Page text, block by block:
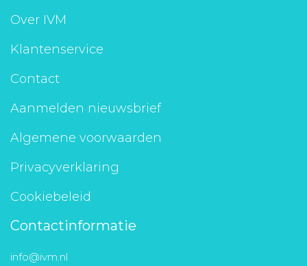
Over IVM
Klantenservice
Contact
Aanmelden nieuwsbrief
Algemene voorwaarden
Privacyverklaring
Cookiebeleid
Contactinformatie
info@ivm.nl